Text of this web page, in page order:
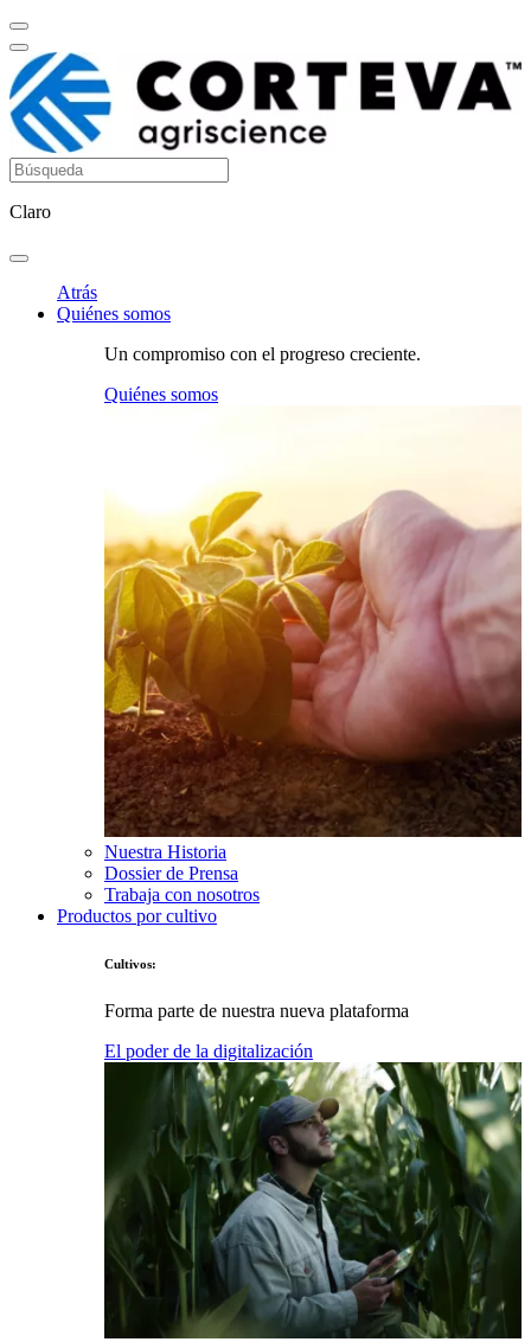
Claro
Atrás
Quiénes somos
Un compromiso con el progreso creciente.
Quiénes somos
Nuestra Historia
Dossier de Prensa
Trabaja con nosotros
Productos por cultivo
Cultivos:
Forma parte de nuestra nueva plataforma
El poder de la digitalización